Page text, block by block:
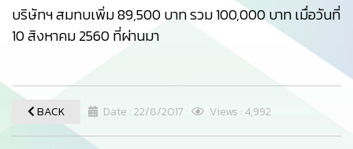
บริษัทฯ สมทบเพิ่ม 89,500 บาท รวม 100,000 บาท เมื่อวันที่
10 สิงหาคม 2560 ที่ผ่านมา
BACK Date : 22/8/2017 Views : 4,992